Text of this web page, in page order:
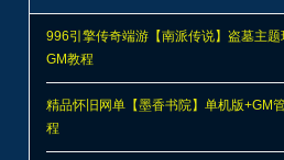
996引擎传奇端游【南派传说】盗墓主
GM教程
精品怀旧网单【墨香书院】单机版+GM
程